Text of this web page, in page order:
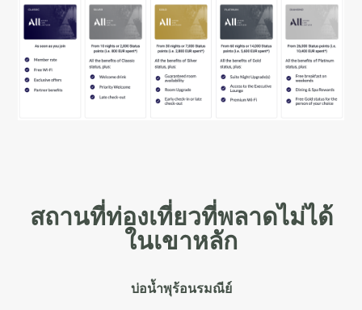
สถานที่ท่องเที่ยวที่พลาดไม่ได้
ในเขาหลัก
บ่อน้ำพุร้อนรมณีย์